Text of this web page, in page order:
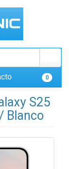
0
S25
Blanco